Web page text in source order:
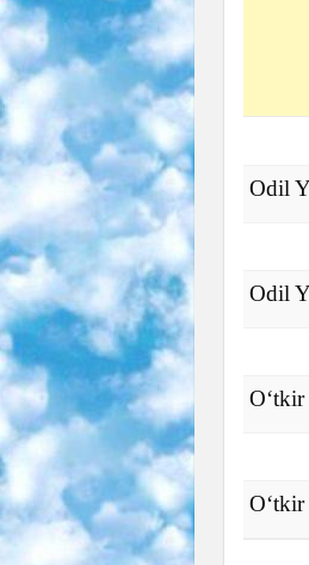
Odil
Odil